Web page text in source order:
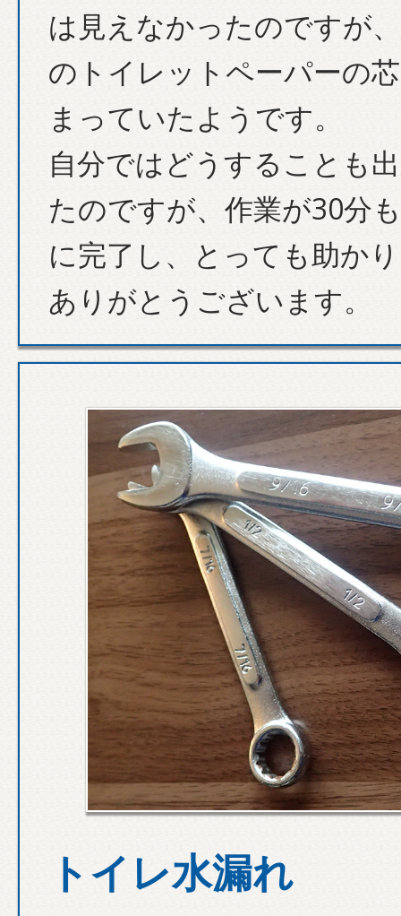
は見えなかったのですが
のトイレットペーパーの
まっていたようです。
自分ではどうすることも
たのですが、作業が30分
に完了し、とっても助か
ありがとうございます。
トイレ水漏れ